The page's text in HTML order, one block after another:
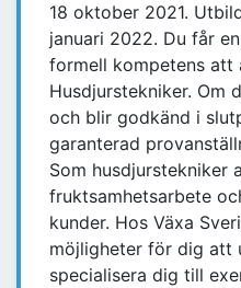
18 oktober 2021.
januari 2022. Du får
formell kompetens att
Husdjurstekniker. Om
och blir godkänd i
garanterad
Som husdjurstekniker
fruktsamhetsarbete
kunder. Hos Växa
möjligheter för dig att
specialisera dig till